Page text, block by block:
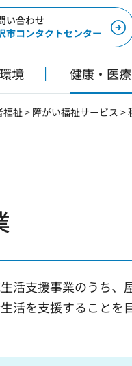
い合わせ
市コンタクトセンター
境 健康・医
福祉> 障がい福祉サービス >
活支援事業のうち
活を支援することを